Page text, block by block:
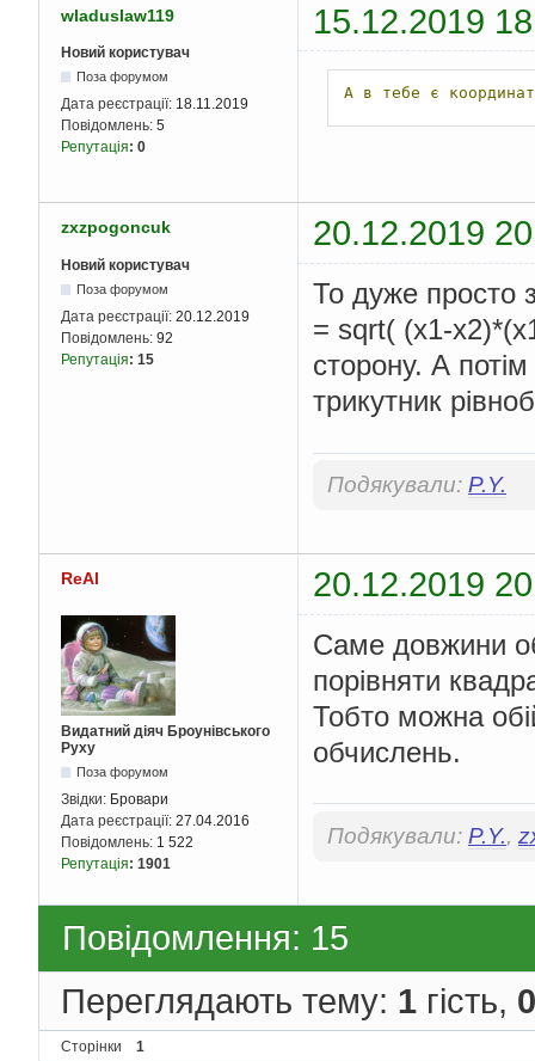
wladuslaw119 15.12.2019
Новий користувач
Поза форумом
Дата реєстрації: 18.11.2019
Повідомлень: 5
Репутація: 0
А в тебе є
zxzpogoncuk 20.12.2019
Новий користувач
Поза форумом
Дата реєстрації: 20.12.2019
Повідомлень: 92
Репутація: 15
То дуже просто
= sqrt( (x1-
сторону. А
трикутник
Подякували: P.Y.
ReAl 20.12.2019
Видатний діяч Броунівського
Руху
Поза форумом
Звідки: Бровари
Дата реєстрації: 27.04.2016
Повідомлень: 1 522
Репутація: 1901
Саме довжини
порівняти
Тобто можна
обчислень.
Подякували: P.Y.,
Повідомлення: 15
Переглядають тему: 1 гість, 0
Сторінки 1